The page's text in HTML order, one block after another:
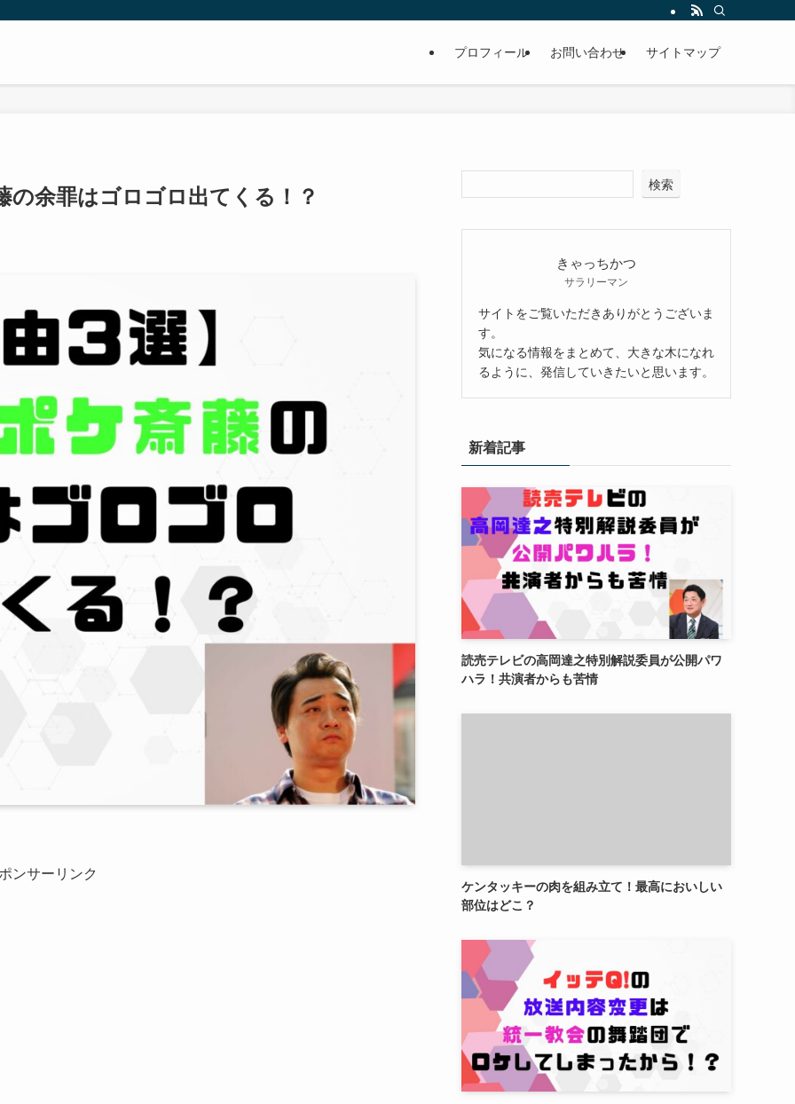
プロフィール お問い合わせ サイトマップ
の余罪はゴロゴロ出てくる！？
ンサーリンク
検索
きゃっちかつ
サラリーマン
サイトをご覧いただきありがとうございま
す。
気になる情報をまとめて、大きな木になれ
るように、発信していきたいと思います。
新着記事
読売テレビの高岡達之特別解説委員が公開パワ
ハラ！共演者からも苦情
ケンタッキーの肉を組み立て！最高においしい
部位はどこ？